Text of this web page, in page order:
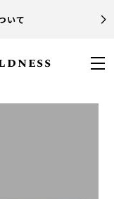
いて